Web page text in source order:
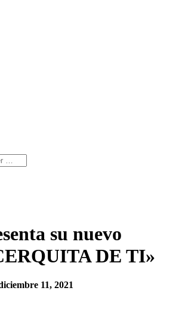
su nuevo
DE TI»
11, 2021